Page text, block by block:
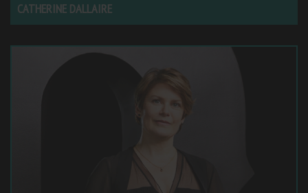
CATHERINE DALLAIRE